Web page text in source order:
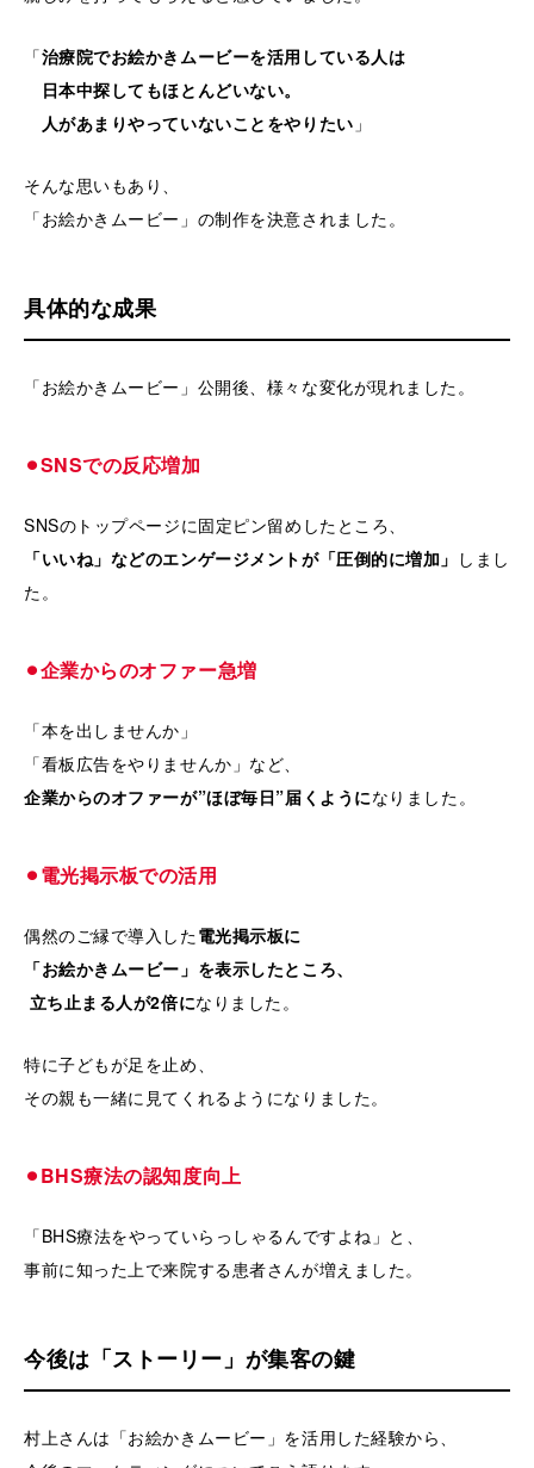
「治療院でお絵かきムービーを活用している人は
日本中探してもほとんどいない。
人があまりやっていないことをやりたい 」
そんな思いもあり、
「お絵かきムービー」の制作を決意されました。
具体的な成果
「お絵かきムービー」公開後、様々な変化が現れました。
⚫︎SNSでの反応増加
SNSのトップページに固定ピン留めしたところ、
「いいね」などのエンゲージメントが「圧倒的に増加」 しまし
た。
⚫︎企業からのオファー急増
「本を出しませんか」
「看板広告をやりませんか」など、
企業からのオファーが”ほぼ毎日”届くようになりました。
⚫︎電光掲示板での活用
偶然のご縁で導入した電光掲示板に
「お絵かきムービー」を表示したところ、
立ち止まる人が2倍になりました。
特に子どもが足を止め、
その親も一緒に見てくれるようになりました。
⚫︎BHS療法の認知度向上
「BHS療法をやっていらっしゃるんですよね」と、
事前に知った上で来院する患者さんが増えました。
今後は「ストーリー」が集客の鍵
村上さんは「お絵かきムービー」を活用した経験から、